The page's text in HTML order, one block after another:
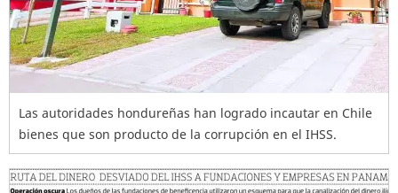
Las autoridades hondureñas han logrado incautar en Chile
bienes que son producto de la corrupción en el IHSS.